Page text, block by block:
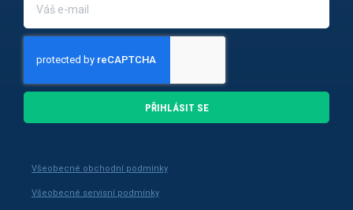
PŘIHLÁSIT SE
Všeobecné obchodní podmínky
Všeobecné servisní podmínky